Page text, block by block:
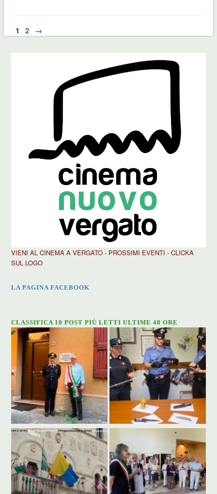
1 2 →
VIENI AL CINEMA A VERGATO - PROSSIMI EVENTI - CLICKA
SUL LOGO
LA PAGINA FACEBOOK
CLASSIFICA 10 POST PIÙ LETTI ULTIME 48 ORE